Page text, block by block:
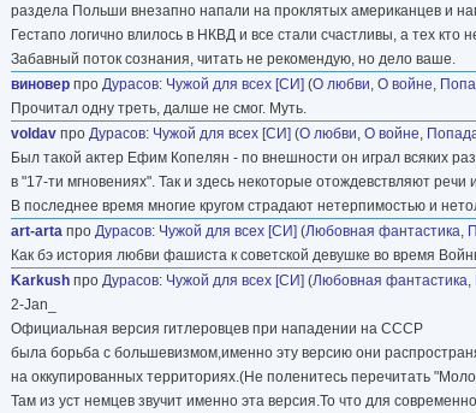
раздела Польши внезапно напали на проклятых американцев и
Гестапо логично влилось в НКВД и все стали счастливы, а тех кто
Забавный поток сознания, читать не рекомендую, но дело ваше.
виновер про Дурасов: Чужой для всех [СИ] (О любви, О войне,
Прочитал одну треть, далше не смог. Муть.
voldav про Дурасов: Чужой для всех [СИ] (О любви, О войне,
Был такой актер Ефим Копелян - по внешности он играл всяких
в "17-ти мгновениях". Так и здесь некоторые отождевствляют речи
В последнее время многие кругом страдают нетерпимостью и
art-arta про Дурасов: Чужой для всех [СИ] (Любовная фантастика,
Как бэ история любви фашиста к советской девушке во время
Karkush про Дурасов: Чужой для всех [СИ] (Любовная фантастика,
2-Jan_
Официальная версия гитлеровцев при нападении на СССР
была борьба с большевизмом,именно эту версию они
на оккупированных территориях.(Не поленитесь перечитать
Там из уст немцев звучит именно эта версия.То что для